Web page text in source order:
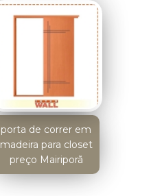
porta de correr em
madeira para closet
preço Mairiporã